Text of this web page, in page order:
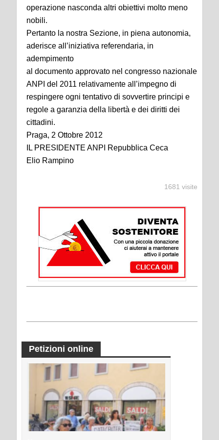
operazione nasconda altri obiettivi molto meno
nobili.
Pertanto la nostra Sezione, in piena autonomia,
aderisce all’iniziativa referendaria, in
adempimento
al documento approvato nel congresso nazionale
ANPI del 2011 relativamente all’impegno di
respingere ogni tentativo di sovvertire principi e
regole a garanzia della libertà e dei diritti dei
cittadini.
Praga, 2 Ottobre 2012
IL PRESIDENTE ANPI Repubblica Ceca
Elio Rampino
1681 visite
Petizioni online